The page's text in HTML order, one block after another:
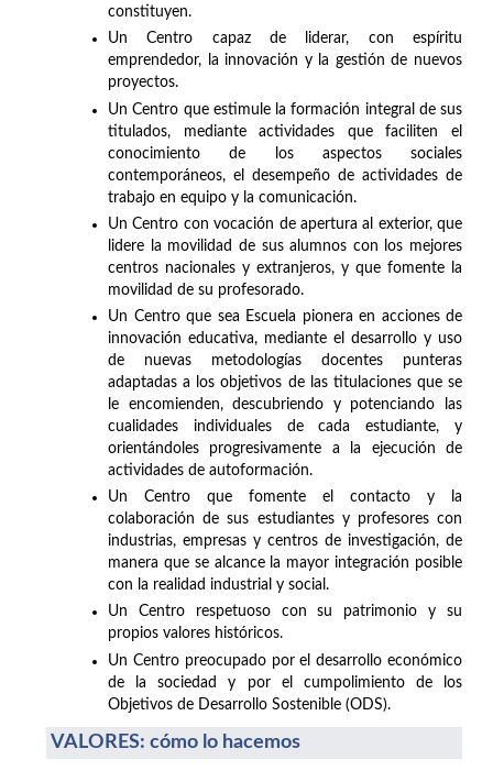
constituyen.
Un Centro capaz de liderar, con espíritu
emprendedor, la innovación y la gestión de nuevos
proyectos.
Un Centro que estimule la formación integral de sus
titulados, mediante actividades que faciliten el
conocimiento de los aspectos sociales
contemporáneos, el desempeño de actividades de
trabajo en equipo y la comunicación.
Un Centro con vocación de apertura al exterior, que
lidere la movilidad de sus alumnos con los mejores
centros nacionales y extranjeros, y que fomente la
movilidad de su profesorado.
Un Centro que sea Escuela pionera en acciones de
innovación educativa, mediante el desarrollo y uso
de nuevas metodologías docentes punteras
adaptadas a los objetivos de las titulaciones que se
le encomienden, descubriendo y potenciando las
cualidades individuales de cada estudiante, y
orientándoles progresivamente a la ejecución de
actividades de autoformación.
Un Centro que fomente el contacto y la
colaboración de sus estudiantes y profesores con
industrias, empresas y centros de investigación, de
manera que se alcance la mayor integración posible
con la realidad industrial y social.
Un Centro respetuoso con su patrimonio y su
propios valores históricos.
Un Centro preocupado por el desarrollo económico
de la sociedad y por el cumpolimiento de los
Objetivos de Desarrollo Sostenible (ODS).
VALORES: cómo lo hacemos